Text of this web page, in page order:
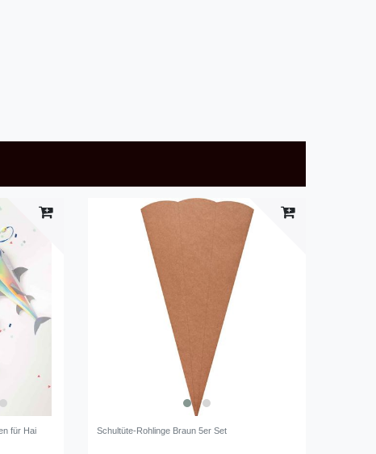
für Hai
Schultüte-Rohlinge Braun 5er Set